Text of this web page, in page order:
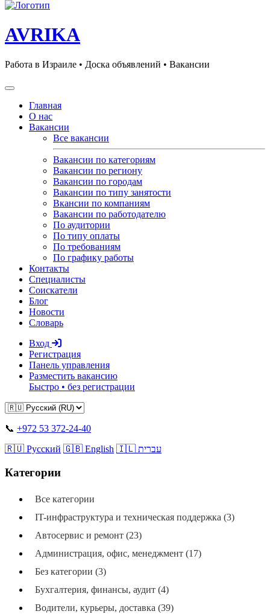
AVRIKA
Работа в Израиле • Доска объявлений • Вакансии
Главная
О нас
Вакансии
Все вакансии
Вакансии по категориям
Вакансии по региону
Вакансии по городам
Вакансии по типу занятости
Вкансии по компаниям
Вакансии по работодателю
По аудитории
По типу оплаты
По требованиям
По графику работы
Контакты
Специалисты
Соискатели
Блог
Новости
Словарь
Вход
Регистрация
Панель управления
Разместить вакансию
Быстро • без регистрации
📞 +972 53 372-24-40
🇷🇺 Русский 🇬🇧 English 🇮🇱 עברית
Категории
Все категории
IT-инфраструктура и техническая поддержка (3)
Автосервис и ремонт (23)
Администрация, офис, менеджмент (17)
Без категории (3)
Бухгалтерия, финансы, аудит (4)
Водители, курьеры, доставка (39)